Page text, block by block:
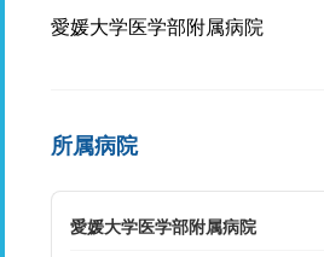
愛媛大学医学部附属病院
所属病院
愛媛大学医学部附属病院